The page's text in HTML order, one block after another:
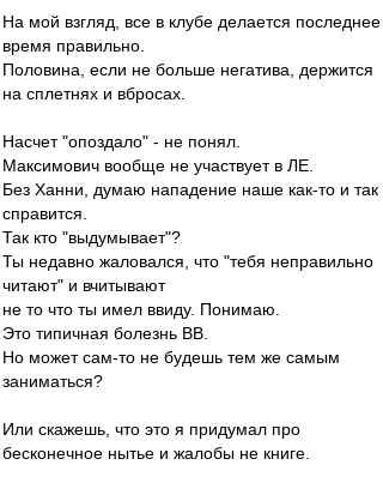
На мой взгляд, все в клубе делается последнее
время правильно.
Половина, если не больше негатива, держится
на сплетнях и вбросах.
Насчет "опоздало" - не понял.
Максимович вообще не участвует в ЛЕ.
Без Ханни, думаю нападение наше как-то и так
справится.
Так кто "выдумывает"?
Ты недавно жаловался, что "тебя неправильно
читают" и вчитывают
не то что ты имел ввиду. Понимаю.
Это типичная болезнь ВВ.
Но может сам-то не будешь тем же самым
заниматься?
Или скажешь, что это я придумал про
бесконечное нытье и жалобы не книге.